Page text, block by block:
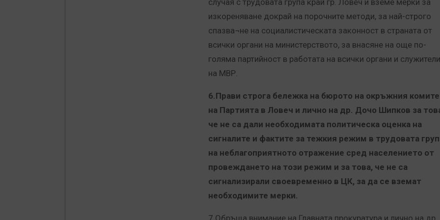
случая с трудовата група край гр. Ловеч и вземе мерки за
изкореняване докрай на порочните методи, за най-строго
спазва¬не на социалистическата законност в страната от
всички органи на министерството, за внасяне на още по-
голяма партийност в работата на всички органи и служители
на МВР.
6.Прави строга бележка на бюрото на окръжния
на Партията в Ловеч и лично на др. Дочо Шипков за
че не са дали необходимата политическа оценка на
сигналите и фактите за тежкия режим в трудовата
на неблагоприятното отражение сред населението от
провеждането на този режим и за това, че не са
сигнализирали своевременно в ЦК, за да се вземат
необходимите мерки.
7.Обръща внимание на Главната прокуратура и лично на др.